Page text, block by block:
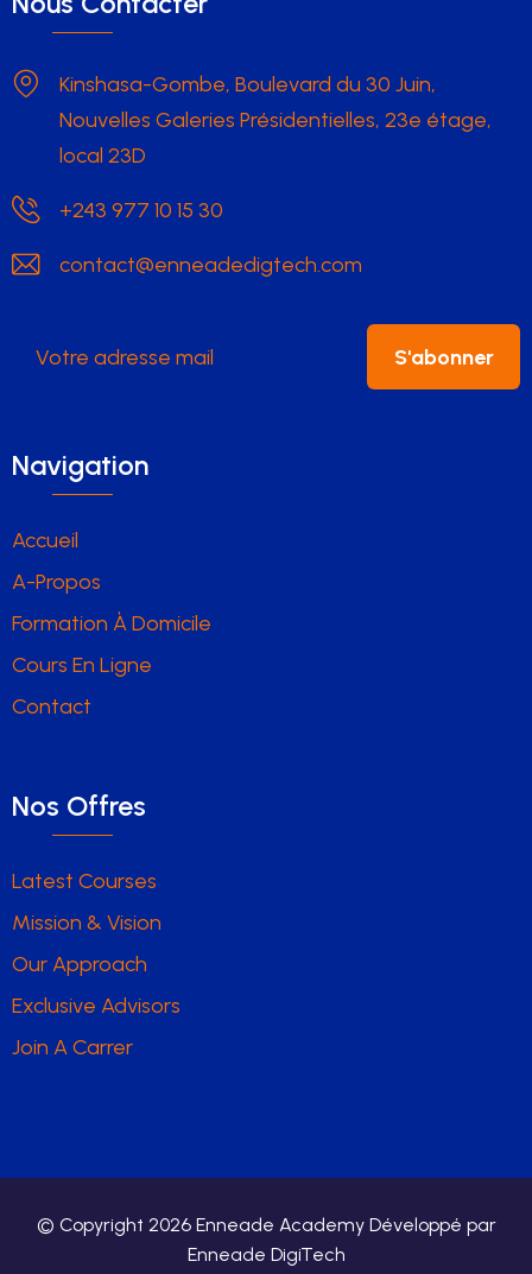
Kinshasa-Gombe, Boulevard du 30 Juin,
Nouvelles Galeries Présidentielles, 23e étage,
local 23D
+243 977 10 15 30
contact@enneadedigtech.com
S'abonner
Navigation
Accueil
A-Propos
Formation À Domicile
Cours En Ligne
Contact
Nos Offres
Latest Courses
Mission & Vision
Our Approach
Exclusive Advisors
Join A Carrer
© Copyright 2026 Enneade Academy Développé par
Enneade DigiTech